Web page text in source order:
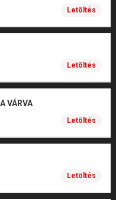
Letöltés
Letöltés
VÁRVA
Letöltés
Letöltés